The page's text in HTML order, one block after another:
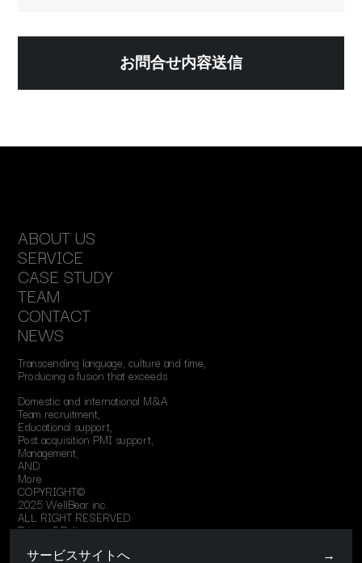
サービスサイトへ →
ABOUT US
SERVICE
CASE STUDY
TEAM
CONTACT
NEWS
Transcending language, culture and time,
Producing a fusion that exceeds
Domestic and international M&A
Team recruitment,
Educational support,
Post acquisition PMI support,
Management,
AND
More
COPYRIGHT©
2025 WellBear inc.
ALL RIGHT RESERVED.
Privacy&Policy